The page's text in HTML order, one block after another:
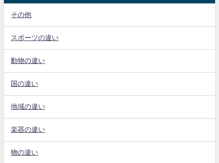
その他
スポーツの違い
動物の違い
国の違い
地域の違い
楽器の違い
物の違い